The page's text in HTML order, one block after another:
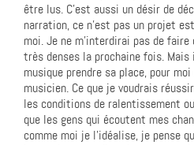
être lus. C’est aussi un désir de
narration, ce n’est pas un projet
moi. Je ne m’interdirai pas de
très denses la prochaine fois.
musique prendre sa place, pour
musicien. Ce que je voudrais
les conditions de ralentissement
que les gens qui écoutent mes
comme moi je l’idéalise, je pense